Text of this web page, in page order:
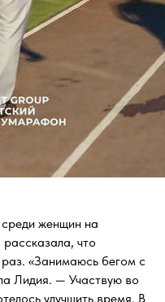
женщин на
что
раз. «Занимаюсь бегом с
Лидия. — Участвую во
улучшить время. В